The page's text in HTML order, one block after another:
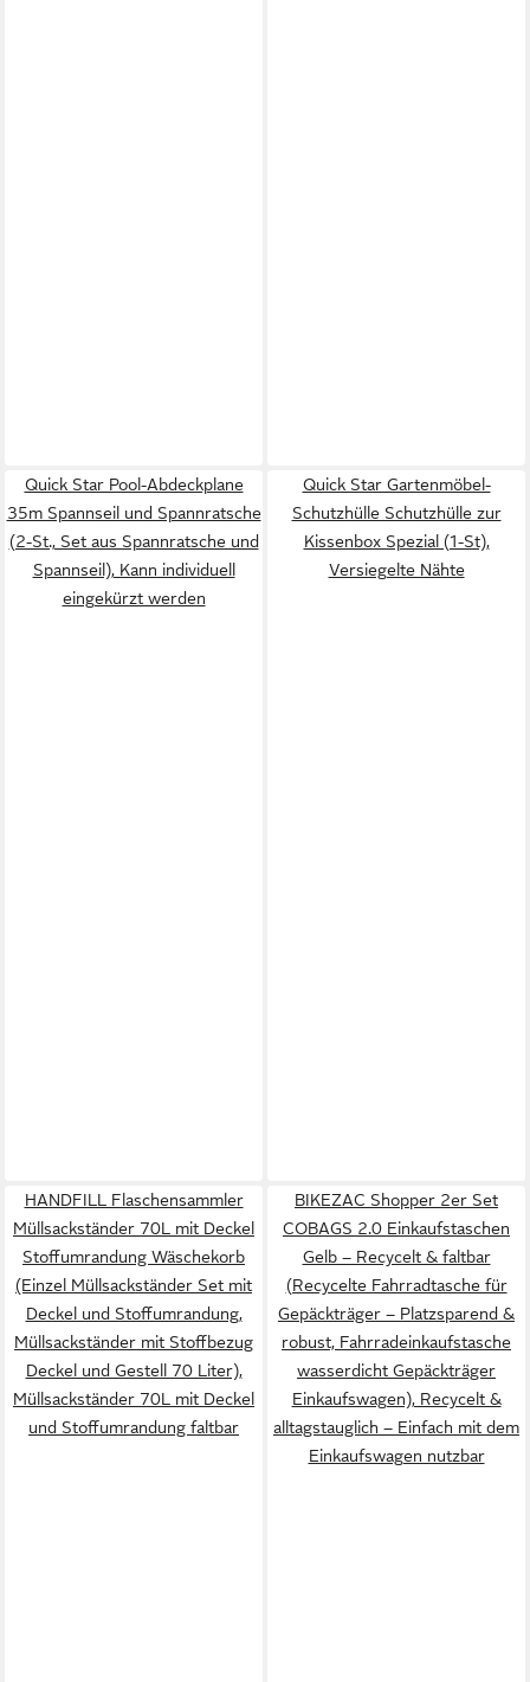
Quick Star Pool-Abdeckplane
35m Spannseil und Spannratsche
(2-St., Set aus Spannratsche und
Spannseil), Kann individuell
eingekürzt werden
Quick Star Gartenmöbel-
Schutzhülle Schutzhülle zur
Kissenbox Spezial (1-St),
Versiegelte Nähte
HANDFILL Flaschensammler
Müllsackständer 70L mit Deckel
Stoffumrandung Wäschekorb
(Einzel Müllsackständer Set mit
Deckel und Stoffumrandung,
Müllsackständer mit Stoffbezug
Deckel und Gestell 70 Liter),
Müllsackständer 70L mit Deckel
und Stoffumrandung faltbar
BIKEZAC Shopper 2er Set
COBAGS 2.0 Einkaufstaschen
Gelb – Recycelt & faltbar
(Recycelte Fahrradtasche für
Gepäckträger – Platzsparend &
robust, Fahrradeinkaufstasche
wasserdicht Gepäckträger
Einkaufswagen), Recycelt &
alltagstauglich – Einfach mit dem
Einkaufswagen nutzbar